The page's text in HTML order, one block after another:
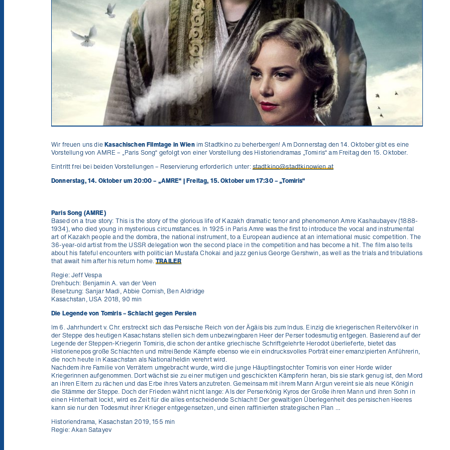
Wir freuen uns dieKasachischen Filmtage in Wienim Stadtkino zu beherbergen! Am Donnerstag den 14. Oktober gibt es eine
Vorstellung von AMRE – „Paris Song“ gefolgt von einer Vorstellung des Historiendramas „Tomiris“ am Freitag den 15. Oktober.
Eintritt frei bei beiden Vorstellungen – Reservierung erforderlich unter:stadtkino@stadtkinowien.at
Donnerstag, 14. Oktober um 20:00 – „AMRE“ |Freitag, 15. Oktober um 17:30 – „Tomiris“
Paris Song (AMRE)
Based on a true story: This is the story of the glorious life of Kazakh dramatic tenor and phenomenon Amre Kashaubayev (1888-
1934), who died young in mysterious circumstances. In 1925 in Paris Amre was the first to introduce the vocal and instrumental
art of Kazakh people and the dombra, the national instrument, to a European audience at an international music competition. The
36-year-old artist from the USSR delegation won the second place in the competition and has become a hit. The film also tells
about his fateful encounters with politician Mustafa Chokai and jazz genius George Gershwin, as well as the trials and tribulations
that await him after his return home.TRAILER
Regie: Jeff Vespa
Drehbuch: Benjamin A. van der Veen
Besetzung: Sanjar Madi, Abbie Cornish, Ben Aldridge
Kasachstan, USA 2018, 90 min
Die Legende von Tomiris – Schlacht gegen Persien
Im 6. Jahrhundert v. Chr. erstreckt sich das Persische Reich von der Ägäis bis zum Indus. Einzig die kriegerischen Reitervölker in
der Steppe des heutigen Kasachstans stellen sich dem unbezwingbaren Heer der Perser todesmutig entgegen. Basierend auf der
Legende der Steppen-Kriegerin Tomiris, die schon der antike griechische Schriftgelehrte Herodot überlieferte, bietet das
Historienepos große Schlachten und mitreißende Kämpfe ebenso wie ein eindrucksvolles Porträt einer emanzipierten Anführerin,
die noch heute in Kasachstan als Nationalheldin verehrt wird.
Nachdem ihre Familie von Verrätern umgebracht wurde, wird die junge Häuptlingstochter Tomiris von einer Horde wilder
Kriegerinnen aufgenommen. Dort wächst sie zu einer mutigen und geschickten Kämpferin heran, bis sie stark genug ist, den Mord
an ihren Eltern zu rächen und das Erbe ihres Vaters anzutreten. Gemeinsam mit ihrem Mann Argun vereint sie als neue Königin
die Stämme der Steppe. Doch der Frieden währt nicht lange: Als der Perserkönig Kyros der Große ihren Mann und ihren Sohn in
einen Hinterhalt lockt, wird es Zeit für die alles entscheidende Schlacht! Der gewaltigen Überlegenheit des persischen Heeres
kann sie nur den Todesmut ihrer Krieger entgegensetzen, und einen raffinierten strategischen Plan …
Historiendrama, Kasachstan 2019, 155 min
Regie: Akan Satayev